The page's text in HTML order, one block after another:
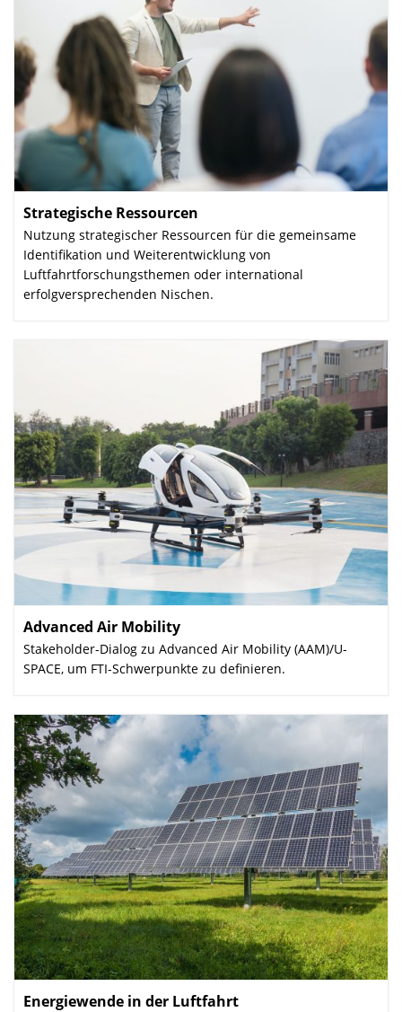
Strategische Ressourcen
Nutzung strategischer Ressourcen für die gemeinsame
Identifikation und Weiterentwicklung von
Luftfahrtforschungsthemen oder international
erfolgversprechenden Nischen.
Advanced Air Mobility
Stakeholder-Dialog zu Advanced Air Mobility (AAM)/U-
SPACE, um FTI-Schwerpunkte zu definieren.
Energiewende in der Luftfahrt